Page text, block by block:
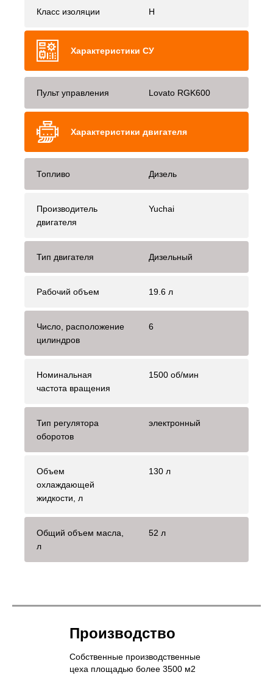
Класс изоляции H
Характеристики СУ
Пульт управления Lovato RGK600
Характеристики двигателя
Топливо Дизель
Производитель
двигателя
Yuchai
Тип двигателя Дизельный
Рабочий объем 19.6 л
Число, расположение
цилиндров
6
Номинальная
частота вращения
1500 об/мин
Тип регулятора
оборотов
электронный
Объем
охлаждающей
жидкости, л
130 л
Общий объем масла,
л
52 л
Производство
Собственные производственные
цеха площадью более 3500 м2